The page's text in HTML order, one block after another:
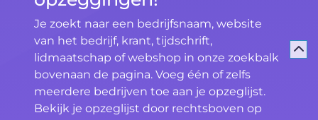
Je zoekt naar een bedrijfsnaam, website
van het bedrijf, krant, tijdschrift,
lidmaatschap of webshop in onze zoekbalk
bovenaan de pagina. Voeg één of zelfs
meerdere bedrijven toe aan je opzeglijst.
Bekijk je opzeglijst door rechtsboven op